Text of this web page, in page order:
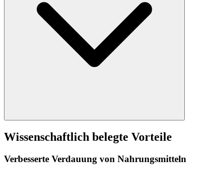
Wissenschaftlich belegte Vorteile
Verbesserte Verdauung von Nahrungsmitteln